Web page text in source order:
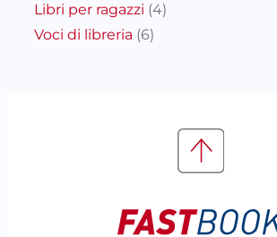
Libri per ragazzi (4)
Voci di libreria (6)